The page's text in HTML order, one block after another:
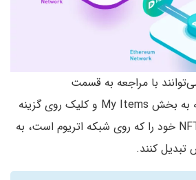
با مراجعه به قسمت
Marketplace و مراجعه به بخش My Items و کلیک روی گزینه
Collection توکن‌های NFT خود را که روی شبکه اتریوم است، به
تبدیل کنند.